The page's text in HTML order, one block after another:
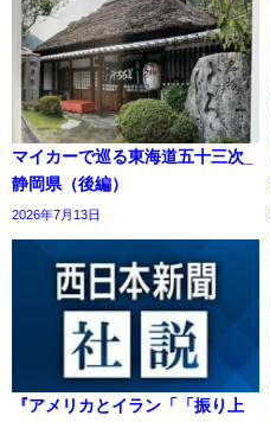
マイカーで巡る東海道五十三次_
静岡県（後編）
2026年7月13日
『アメリカとイラン「「振り上